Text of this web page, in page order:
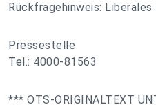
Rückfragehinweis:
Pressestelle
Tel.: 4000-81563
*** OTS-ORIGINALTEXT